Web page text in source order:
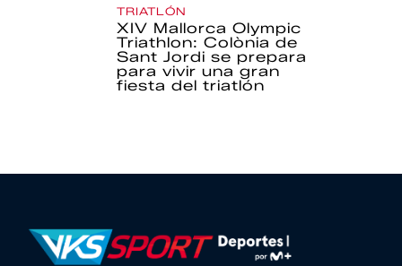
TRIATLÓN
XIV Mallorca Olympic
Triathlon: Colònia de
Sant Jordi se prepara
para vivir una gran
fiesta del triatlón